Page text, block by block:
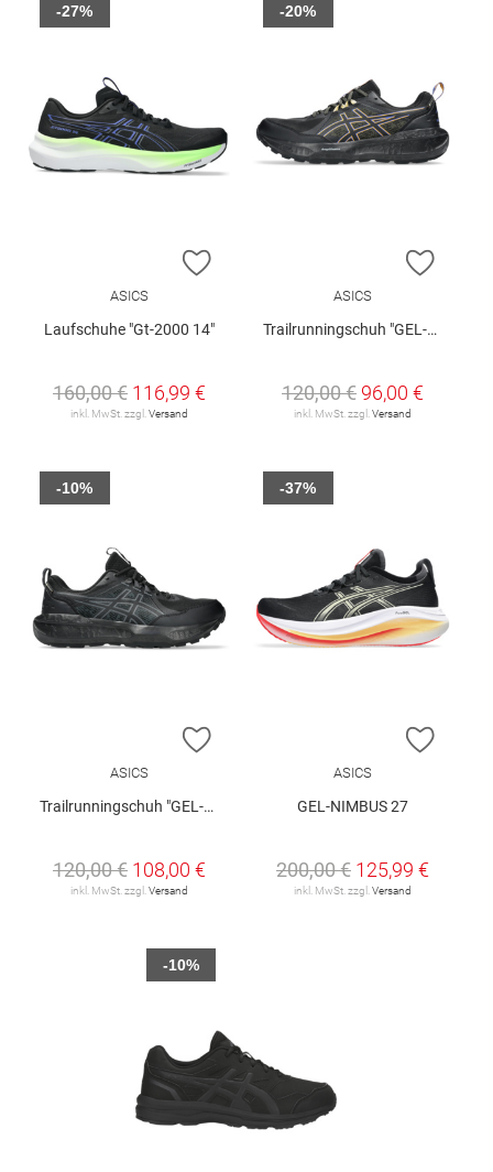
ZUR WUNSCHLISTE HINZUFÜGEN
ASICS
Laufschuhe "Gt-2000 14"
160,00 € 116,99 €
inkl. MwSt. zzgl. Versand
-27%
ZUR
ASICS
Trailrunningschuh "GEL-Sonoma 8 GTX"
120,00 € 96,00 €
inkl. MwSt. zzgl. Versand
-20%
ZUR WUNSCHLISTE HINZUFÜGEN
ASICS
Trailrunningschuh "GEL-Sonoma 8 GTX"
120,00 € 108,00 €
inkl. MwSt. zzgl. Versand
-10%
ZUR
ASICS
GEL-NIMBUS 27
200,00 € 125,99 €
inkl. MwSt. zzgl. Versand
-37%
-10%